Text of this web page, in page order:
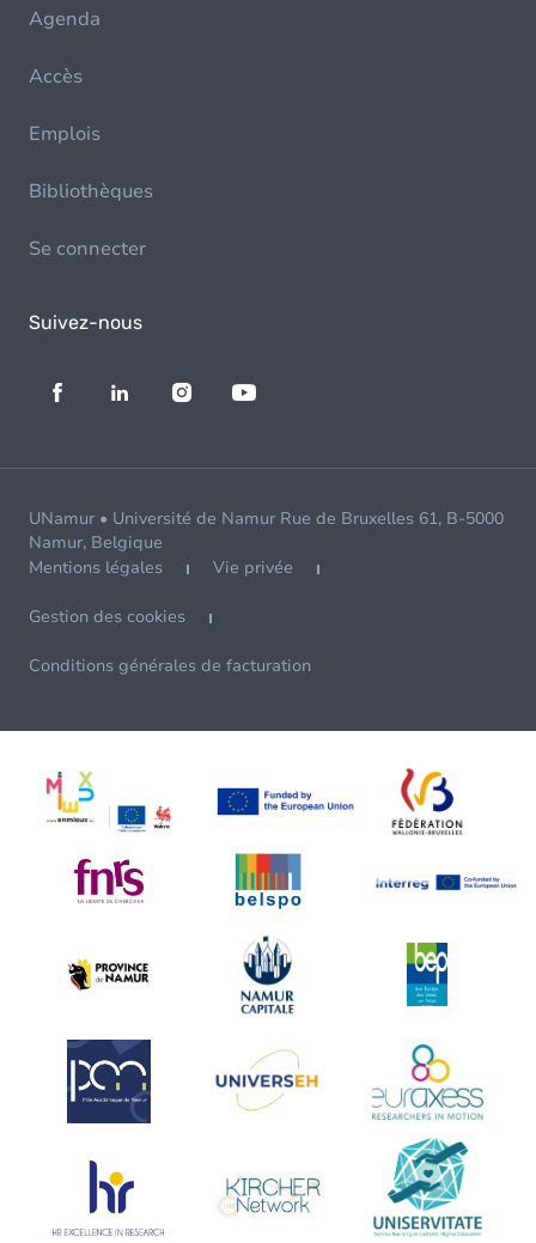
Agenda
Accès
Emplois
Bibliothèques
Se connecter
Suivez-nous
UNamur • Université de Namur Rue de Bruxelles 61, B-5000
Namur, Belgique
Mentions légales
Vie privée
Gestion des cookies
Conditions générales de facturation